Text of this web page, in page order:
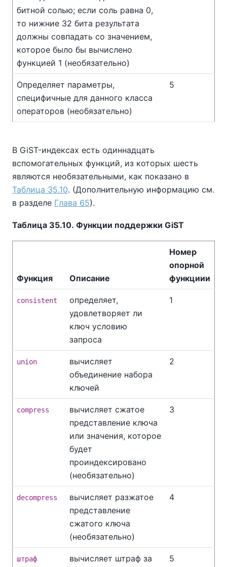
битной солью; если соль равна 0,
то нижние 32 бита результата
должны совпадать со значением,
которое было бы вычислено
функцией 1 (необязательно)
Определяет параметры,
специфичные для данного класса
операторов (необязательно)
5
В GiST-индексах есть одиннадцать
вспомогательных функций, из которых шесть
являются необязательными, как показано в
Таблица 35.10. (Дополнительную информацию см.
в разделе Глава 65).
Таблица 35.10. Функции поддержки GiST
Функция Описание
Номер
опорной
функциии
consistent
определяет,
удовлетворяет ли
ключ условию
запроса
1
union
вычисляет
объединение набора
ключей
2
compress
вычисляет сжатое
представление ключа
или значения, которое
будет
проиндексировано
(необязательно)
3
decompress
вычисляет разжатое
представление
сжатого ключа
(необязательно)
4
штраф
вычисляет штраф за
5